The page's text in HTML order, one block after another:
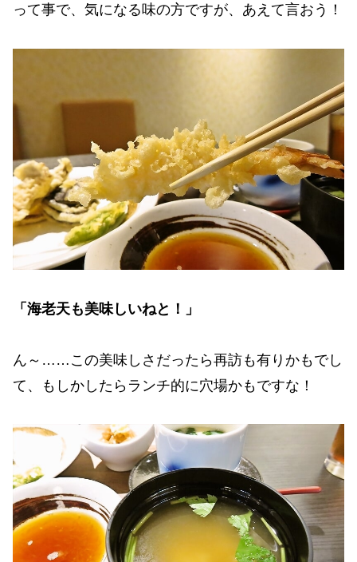
って事で、気になる味の方ですが、あえて言おう！
「海老天も美味しいねと！」
ん～……この美味しさだったら再訪も有りかもでし
て、もしかしたらランチ的に穴場かもですな！